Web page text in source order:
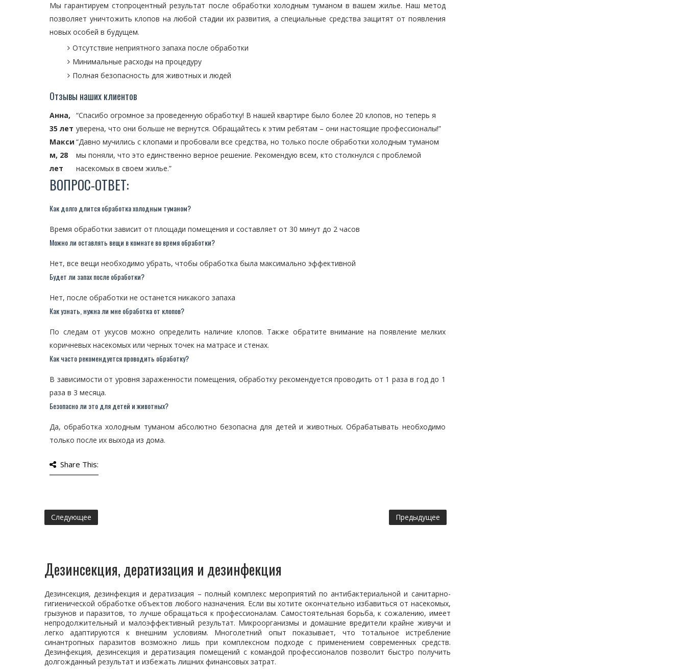
Мы гарантируем стопроцентный результат после обработки холодным туманом в вашем жилье. Наш метод
позволяет уничтожить клопов на любой стадии их развития, а специальные средства защитят от появления
новых особей в будущем.
Отсутствие неприятного запаха после обработки
Минимальные расходы на процедуру
Полная безопасность для животных и людей
Отзывы наших клиентов
Анна,
35 лет
“Спасибо огромное за проведенную обработку! В нашей квартире было более 20 клопов, но теперь я
уверена, что они больше не вернутся. Обращайтесь к этим ребятам – они настоящие профессионалы!”
Макси
м, 28
лет
“Давно мучились с клопами и пробовали все средства, но только после обработки холодным туманом
мы поняли, что это единственно верное решение. Рекомендую всем, кто столкнулся с проблемой
насекомых в своем жилье.”
ВОПРОС-ОТВЕТ:
Как долго длится обработка холодным туманом?
Время обработки зависит от площади помещения и составляет от 30 минут до 2 часов
Можно ли оставлять вещи в комнате во время обработки?
Нет, все вещи необходимо убрать, чтобы обработка была максимально эффективной
Будет ли запах после обработки?
Нет, после обработки не останется никакого запаха
Как узнать, нужна ли мне обработка от клопов?
По следам от укусов можно определить наличие клопов. Также обратите внимание на появление мелких
коричневых насекомых или черных точек на матрасе и стенах.
Как часто рекомендуется проводить обработку?
В зависимости от уровня зараженности помещения, обработку рекомендуется проводить от 1 раза в год до 1
раза в 3 месяца.
Безопасно ли это для детей и животных?
Да, обработка холодным туманом абсолютно безопасна для детей и животных. Обрабатывать необходимо
только после их выхода из дома.
Share This:
Следующее Предыдущее
Дезинсекция, дератизация и дезинфекция
Дезинсекция, дезинфекция и дератизация – полный комплекс мероприятий по антибактериальной и санитарно-
гигиенической обработке объектов любого назначения. Если вы хотите окончательно избавиться от насекомых,
грызунов и паразитов, то лучше обращаться к профессионалам. Самостоятельная борьба, к сожалению, имеет
непродолжительный и малоэффективный результат. Микроорганизмы и домашние вредители крайне живучи и
легко адаптируются к внешним условиям. Многолетний опыт показывает, что тотальное истребление
синантропных паразитов возможно лишь при комплексном подходе с применением современных средств.
Дезинфекция, дезинсекция и дератизация помещений с командой профессионалов позволит быстро получить
долгожданный результат и избежать лишних финансовых затрат.